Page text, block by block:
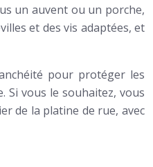
un auvent ou un porche,
et des vis adaptées, et
pour protéger les
Si vous le souhaitez, vous
de la platine de rue, avec